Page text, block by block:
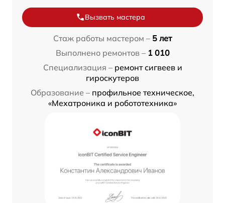
Вызвать мастера
Стаж работы мастером – 5 лет
Выполнено ремонтов – 1 010
Специализация – ремонт сигвеев и
гироскутеров
Образование – профильное техническое,
«Мехатроника и робототехника»